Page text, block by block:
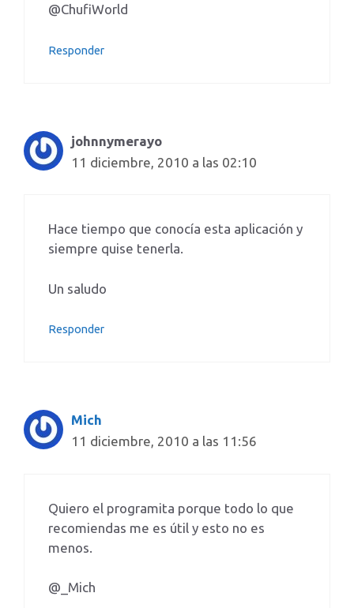
@ChufiWorld
Responder
johnnymerayo
11 diciembre, 2010 a las 02:10
Hace tiempo que conocía esta aplicación y
siempre quise tenerla.
Un saludo
Responder
Mich
11 diciembre, 2010 a las 11:56
Quiero el programita porque todo lo que
recomiendas me es útil y esto no es
menos.
@_Mich